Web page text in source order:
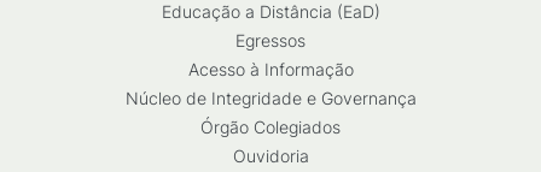
Educação a Distância (EaD)
Egressos
Acesso à Informação
Núcleo de Integridade e Governança
Órgão Colegiados
Ouvidoria